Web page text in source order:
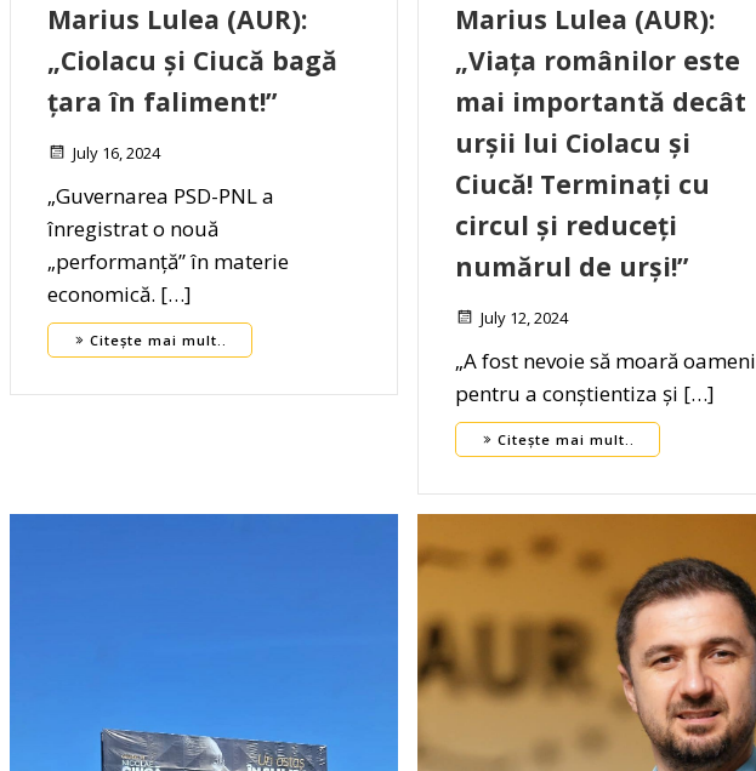
Marius Lulea (AUR):
„Ciolacu și Ciucă bagă
țara în faliment!”
July 16, 2024
„Guvernarea PSD-PNL a
înregistrat o nouă
„performanță” în materie
economică. […]
Citește mai mult..
Marius Lulea (AUR):
„Viața românilor este
mai importantă decât
urșii lui Ciolacu și
Ciucă! Terminați cu
circul și reduceți
numărul de urși!”
July 12, 2024
„A fost nevoie să moară oameni
pentru a conștientiza și […]
Citește mai mult..